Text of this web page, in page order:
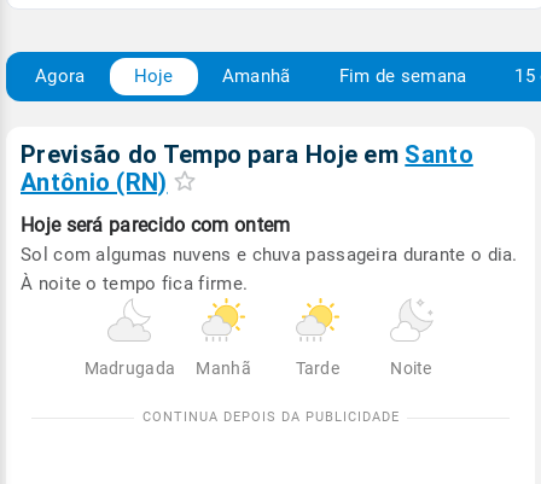
Agora Hoje Amanhã Fim de semana 15
Previsão do Tempo para Hoje em Santo
Antônio (RN)
Hoje será parecido com ontem
Sol com algumas nuvens e chuva passageira durante o dia.
À noite o tempo fica firme.
Madrugada Manhã Tarde Noite